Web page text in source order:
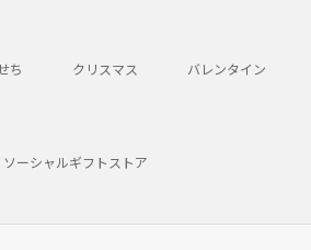
ち クリスマス バレンタイン
ソーシャルギフトストア